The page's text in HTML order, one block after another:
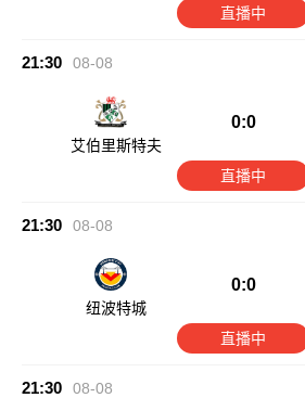
直播中
21:30 08-08
艾伯里斯特夫
0:0
直播中
21:30 08-08
纽波特城
0:0
直播中
21:30 08-08